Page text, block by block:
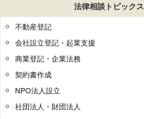
法律相談トピックス
不動産登記
会社設立登記・起業支援
商業登記・企業法務
契約書作成
NPO法人設立
社団法人・財団法人